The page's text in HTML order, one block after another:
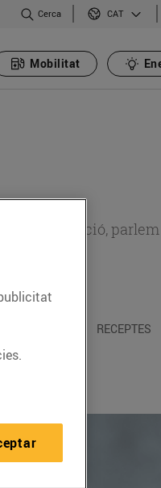
Cerca CAT
Mobilitat
alimentació,
RECEPTES